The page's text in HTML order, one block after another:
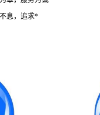
息，追求*